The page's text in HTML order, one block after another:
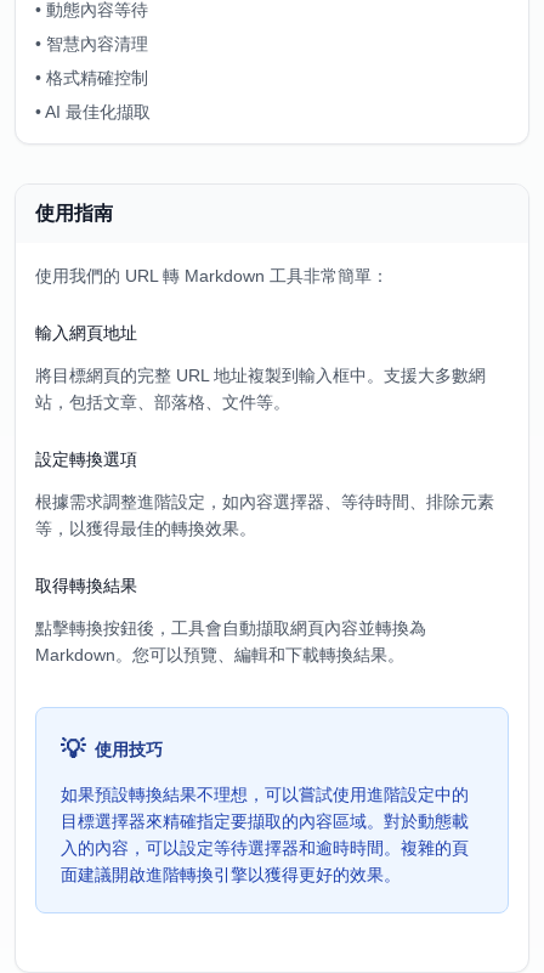
• 動態內容等待
• 智慧內容清理
• 格式精確控制
•AI 最佳化擷取
使用指南
使用我們的 URL 轉 Markdown 工具非常簡單：
輸入網頁地址
將目標網頁的完整 URL 地址複製到輸入框中。支援大多數網
站，包括文章、部落格、文件等。
設定轉換選項
根據需求調整進階設定，如內容選擇器、等待時間、排除元素
等，以獲得最佳的轉換效果。
取得轉換結果
點擊轉換按鈕後，工具會自動擷取網頁內容並轉換為
Markdown。您可以預覽、編輯和下載轉換結果。
💡 使用技巧
如果預設轉換結果不理想，可以嘗試使用進階設定中的
目標選擇器來精確指定要擷取的內容區域。對於動態載
入的內容，可以設定等待選擇器和逾時時間。複雜的頁
面建議開啟進階轉換引擎以獲得更好的效果。